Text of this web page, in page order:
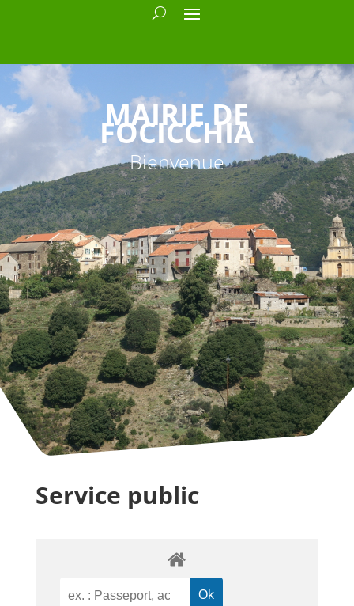
MAIRIE DE
FOCICCHIA
Bienvenue
Service public